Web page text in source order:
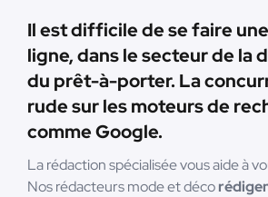
Il est difficile de se faire
ligne, dans le secteur de la
du prêt-à-porter. La
rude sur les moteurs de
comme Google.
La rédaction spécialisée vous aide à
Nos rédacteurs mode et déco